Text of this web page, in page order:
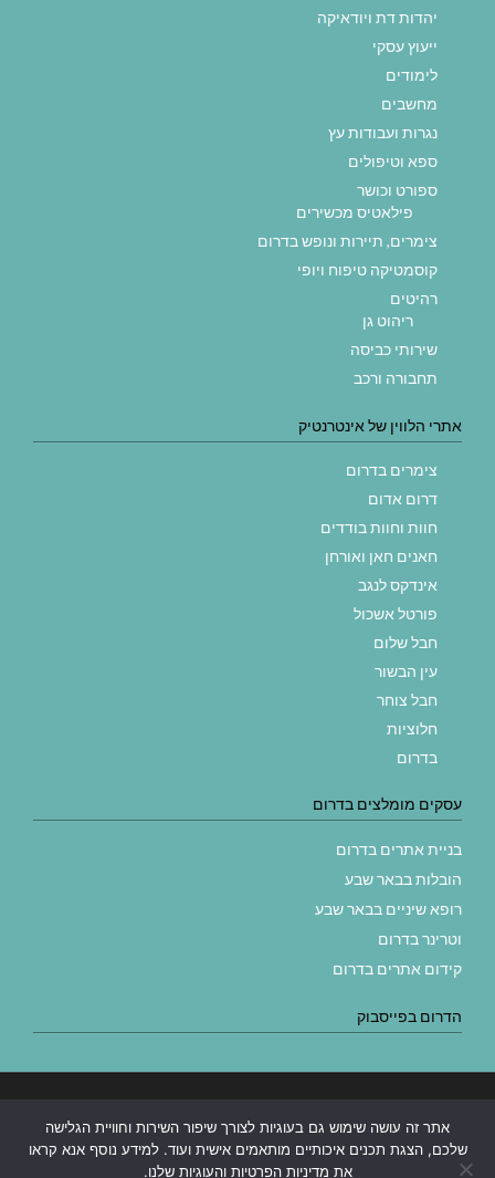
יהדות דת ויודאיקה
ייעוץ עסקי
לימודים
מחשבים
נגרות ועבודות עץ
ספא וטיפולים
ספורט וכושר
פילאטיס מכשירים
צימרים, תיירות ונופש בדרום
קוסמטיקה טיפוח ויופי
רהיטים
ריהוט גן
שירותי כביסה
תחבורה ורכב
אתרי הלווין של אינטרנטיק
צימרים בדרום
דרום אדום
חוות וחוות בודדים
חאנים חאן ואורחן
אינדקס לנגב
פורטל אשכול
חבל שלום
עין הבשור
חבל צוחר
חלוציות
בדרום
עסקים מומלצים בדרום
בניית אתרים בדרום
הובלות בבאר שבע
רופא שיניים בבאר שבע
וטרינר בדרום
קידום אתרים בדרום
הדרום בפייסבוק
אתרים בבאר שבע|
אתר זה עושה שימוש גם בעוגיות לצורך שיפור השירות וחוויית הגלישה
שלכם, הצגת תכנים איכותיים מותאמים אישית ועוד. למידע נוסף אנא קראו
את מדיניות הפרטיות והעוגיות שלנו.